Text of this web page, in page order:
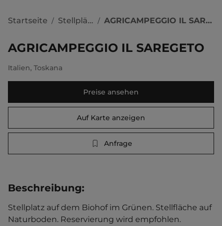
Startseite / Stellplätze / AGRICAMPEGGIO IL SAREGETO
AGRICAMPEGGIO IL SAREGETO
Italien, Toskana
Preise ansehen
Auf Karte anzeigen
Anfrage
Beschreibung:
Stellplatz auf dem Biohof im Grünen. Stellfläche auf
Naturboden. Reservierung wird empfohlen.